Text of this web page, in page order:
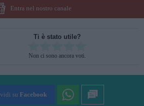
Entra nel nostro canale
Ti è stato utile?
Non ci sono ancora voti.
su Facebook